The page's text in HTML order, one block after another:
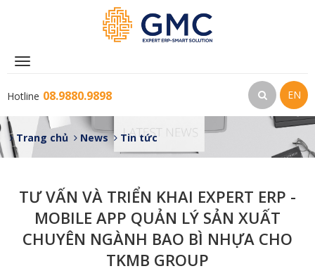
Toggle
Hotline 08.9880.9898 EN
Trang chủ News Tin tức
TƯ VẤN VÀ TRIỂN KHAI EXPERT ERP -
MOBILE APP QUẢN LÝ SẢN XUẤT
CHUYÊN NGÀNH BAO BÌ NHỰA CHO
TKMB GROUP